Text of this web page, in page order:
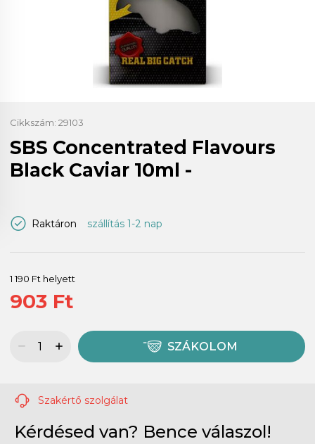
Cikkszám: 29103
SBS Concentrated Flavours
Black Caviar 10ml -
Raktáron szállítás 1-2 nap
1 190 Ft helyett
903 Ft
SZÁKOLOM
Szakértő szolgálat
Kérdésed van? Bence válaszol!